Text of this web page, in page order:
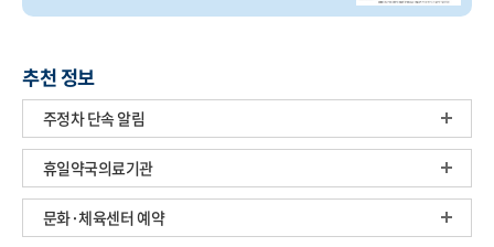
추천 정보
주정차 단속 알림
휴일약국의료기관
문화·체육센터 예약